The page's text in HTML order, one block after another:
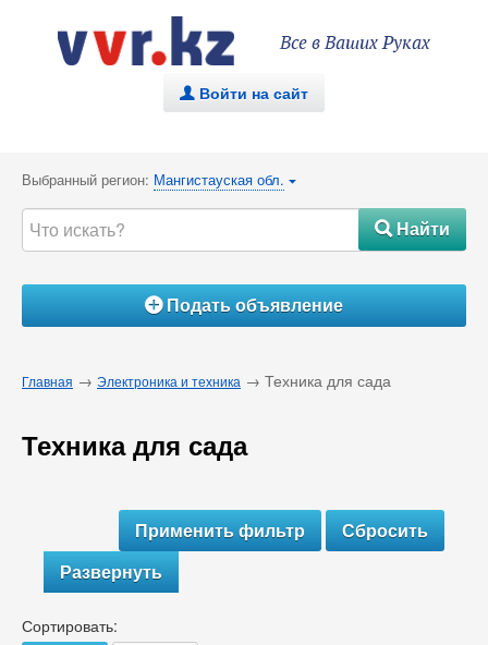
Все в Ваших Руках
. Войти на сайт
Выбранный регион: Мангистауская обл. {
#Найти
ÁПодать объявление
Главная → Электроника и техника → Техника для сада
Техника для сада
Развернуть
Сортировать: